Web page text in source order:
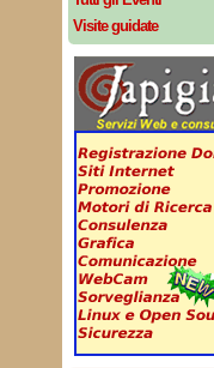
Visite guidate